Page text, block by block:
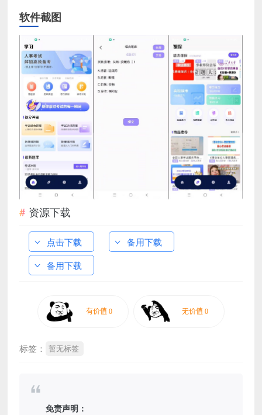
软件截图
资源下载
点击下载
备用下载
备用下载
标签： 暂无标签
免责声明：